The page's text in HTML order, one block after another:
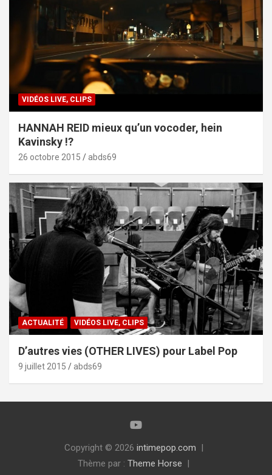
VIDÉOS LIVE, CLIPS
HANNAH REID mieux qu’un vocoder, hein
Kavinsky !?
26 octobre 2015 abds69
ACTUALITÉ VIDÉOS LIVE, CLIPS
D’autres vies (OTHER LIVES) pour Label Pop
9 juillet 2015 abds69
Copyright © 2026 intimepop.com
Thème par : Theme Horse